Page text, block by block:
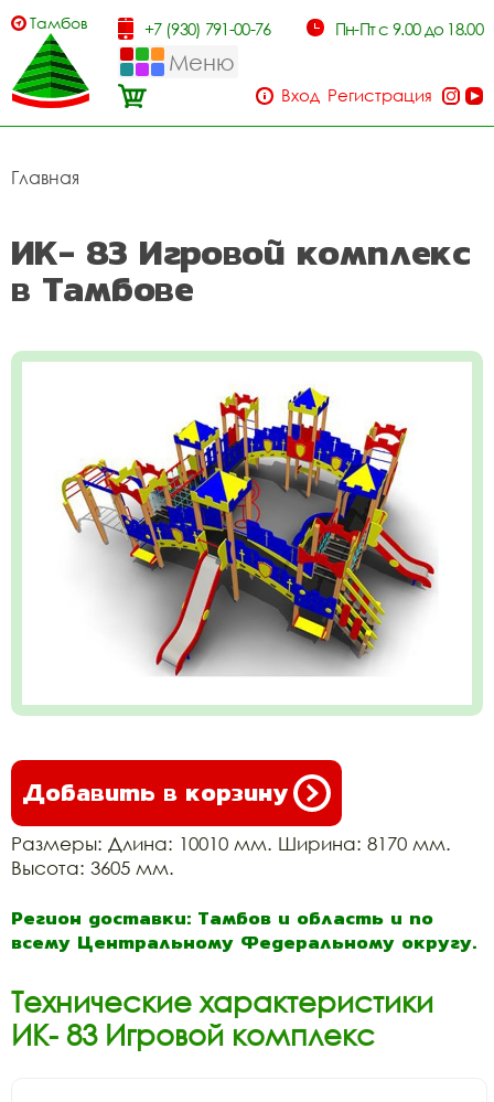
Тамбов +7 (930) 791-00-76 Пн-Пт с 9.00 до 18.00
Меню
Вход Регистрация
Главная
ИК- 83 Игровой комплекс
в Тамбове
Добавить в корзину
Размеры: Длина: 10010 мм. Ширина: 8170 мм.
Высота: 3605 мм.
Регион доставки: Тамбов и область и по
всему Центральному Федеральному округу.
Технические характеристики
ИК- 83 Игровой комплекс